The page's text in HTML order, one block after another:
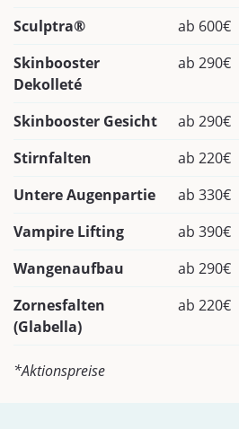
Sculptra®
ab 600€
Skinbooster
Dekolleté
ab 290€
Skinbooster Gesicht
ab 290€
Stirnfalten
ab 220€
Untere Augenpartie
ab 330€
Vampire Lifting
ab 390€
Wangenaufbau
ab 290€
Zornesfalten
(Glabella)
ab 220€
*Aktionspreise